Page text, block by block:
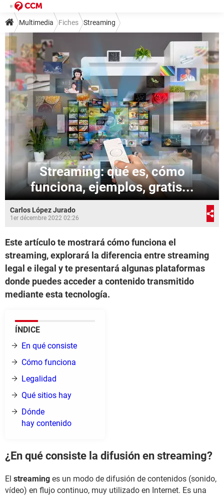
Multimedia Fiches Streaming
Streaming: qué es, cómo
funciona, ejemplos, gratis...
Carlos López Jurado
1er décembre 2022 02:26
Este artículo te mostrará cómo funciona el
streaming, explorará la diferencia entre streaming
legal e ilegal y te presentará algunas plataformas
donde puedes acceder a contenido transmitido
mediante esta tecnología.
ÍNDICE
En qué consiste
Cómo funciona
Legalidad
Qué sitios hay
Dónde
hay contenido
¿En qué consiste la difusión en streaming?
El streaming es un modo de difusión de contenidos (sonido,
vídeo) en flujo continuo, muy utilizado en Internet. Es una